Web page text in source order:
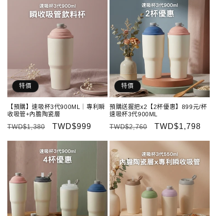
特價
【預購】速吸杯3代900ML｜專利瞬
收吸管+內膽陶瓷層
定
TWD$1,380
售
TWD$999
特價
預購送握把x2【2杯優惠】899元/杯
速吸杯3代900ML
定
TWD$2,760
售
TWD$1,798